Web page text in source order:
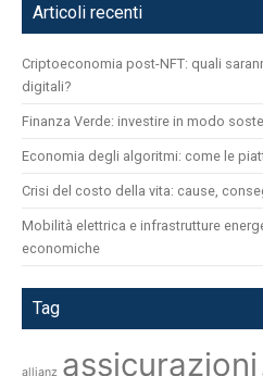
Articoli recenti
Criptoeconomia post-NFT: quali
digitali?
Finanza Verde: investire in modo
Economia degli algoritmi: come le
Crisi del costo della vita: cause,
Mobilità elettrica e infrastrutture
economiche
Tag
allianz assicurazioni